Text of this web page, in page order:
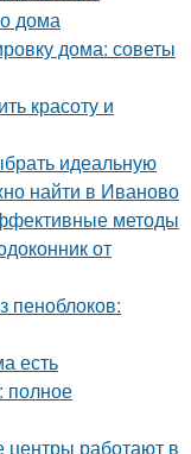
дома
дома: советы
красоту и
идеальную
найти в Иваново
методы
от
пеноблоков:
есть
полное
работают в